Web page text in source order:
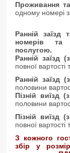
Проживання
одному номері
Ранній заїзд
номерів та
послугою.
Ранній заїзд
повної
Ранній заїзд
половини
Пізній виїзд
половини
Пізній виїзд
повної
З кожного
збір у